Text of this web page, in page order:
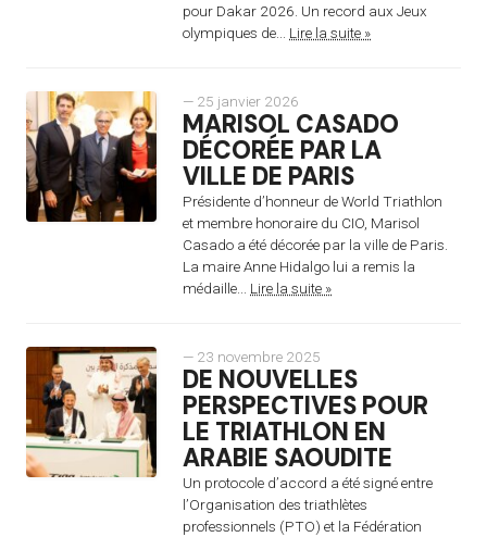
pour Dakar 2026. Un record aux Jeux
olympiques de... Lire la suite »
— 25 janvier 2026
MARISOL CASADO
DÉCORÉE PAR LA
VILLE DE PARIS
Présidente d’honneur de World Triathlon
et membre honoraire du CIO, Marisol
Casado a été décorée par la ville de Paris.
La maire Anne Hidalgo lui a remis la
médaille... Lire la suite »
— 23 novembre 2025
DE NOUVELLES
PERSPECTIVES POUR
LE TRIATHLON EN
ARABIE SAOUDITE
Un protocole d’accord a été signé entre
l’Organisation des triathlètes
professionnels (PTO) et la Fédération